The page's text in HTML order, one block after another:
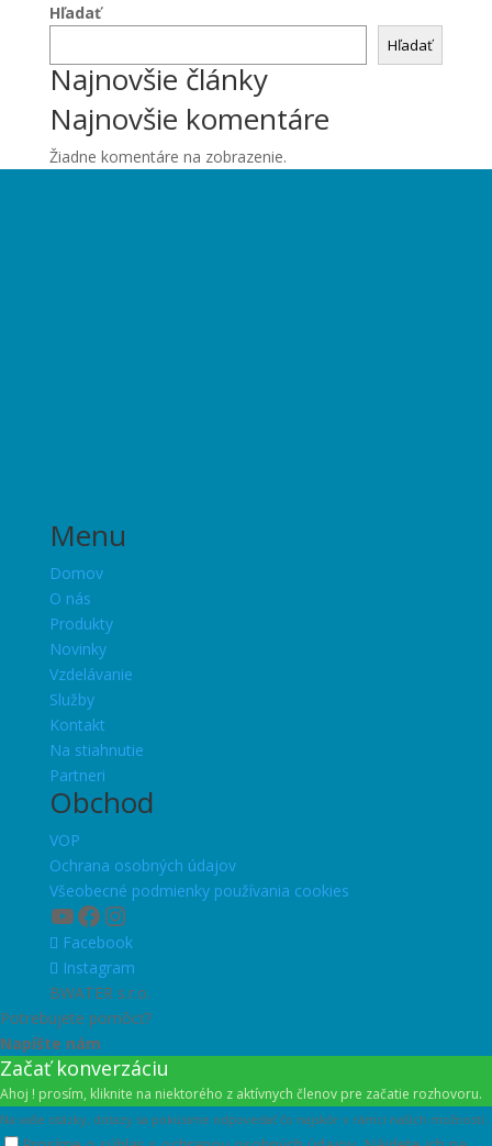
Hľadať
Hľadať
Najnovšie články
Najnovšie komentáre
Žiadne komentáre na zobrazenie.
Menu
Domov
O nás
Produkty
Novinky
Vzdelávanie
Služby
Kontakt
Na stiahnutie
Partneri
Obchod
VOP
Ochrana osobných údajov
Všeobecné podmienky používania cookies
YouTube
Facebook
Instagram
Facebook
Instagram
BWATER s.r.o.
Potrebujete pomôcť?
Napíšte nám
Začať konverzáciu
Ahoj ! prosím, kliknite na niektorého z aktívnych členov pre začatie rozhovoru.
Na vaše otázky, dotazy sa pokúsime odpovedať čo najskôr v rámci našich možností.